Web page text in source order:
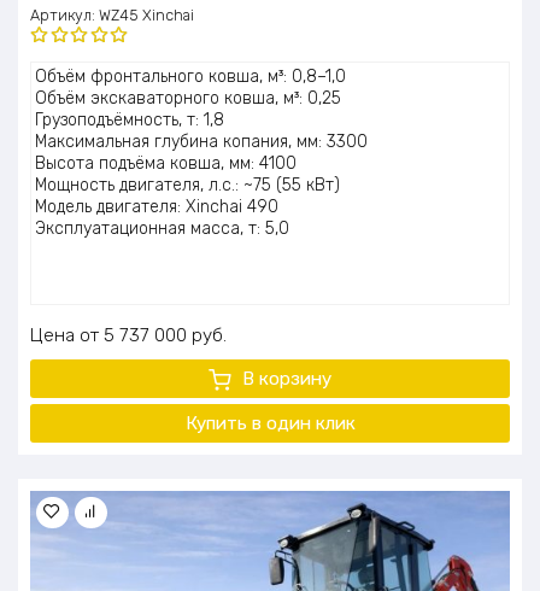
Артикул: WZ45 Xinchai
Оценка
5.00из 5
Объём фронтального ковша, м³: 0,8–1,0
Объём экскаваторного ковша, м³: 0,25
Грузоподъёмность, т: 1,8
Максимальная глубина копания, мм: 3300
Высота подъёма ковша, мм: 4100
Мощность двигателя, л.с.: ~75 (55 кВт)
Модель двигателя: Xinchai 490
Эксплуатационная масса, т: 5,0
Цена 5 737 000 руб.
В корзину
Купить в один клик